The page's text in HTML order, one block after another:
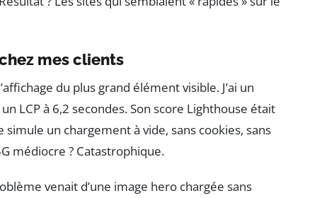
mes clients
du plus grand élément visible. J’ai un
LCP à 6,2 secondes. Son score Lighthouse était
un chargement à vide, sans cookies, sans
médiocre ? Catastrophique.
venait d’une image hero chargée sans